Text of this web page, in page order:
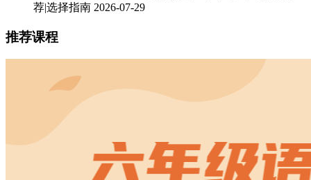
荐|选择指南 2026-07-29
推荐课程